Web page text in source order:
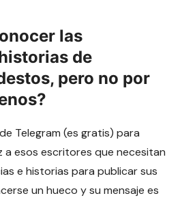
las
de
pero no por
Telegram (es gratis) para
a esos escritores que necesitan
e historias para publicar sus
un hueco y su mensaje es